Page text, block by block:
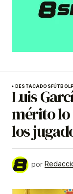
DESTACADOSFÚTBOL
Luis
mérito lo
los
por